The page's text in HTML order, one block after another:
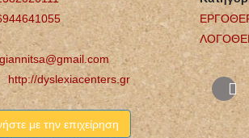
http://dyslexiacenters.gr
με την επιχείρηση
ΑΧΑΪΑ
ΙΩΑΝΝΗΣ
ΦΥΣΙΚΟΘΕΡΑΠΕΥΤΗΣ
ΚΕΝΤΡΟ
ΦΥΣΙΚΟΘΕΡΑΠΕΙΑΣ
ΑΜΠΕΛΟΚΗΠΟΙ ΑΤΤΙΚΗ
ΠΕΤΑΧΤΗΣ ΕΥΑΓΓΕΛΟΣ